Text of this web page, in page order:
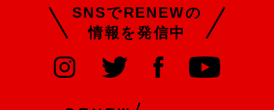
SNSでRENEWの
情報を発信中